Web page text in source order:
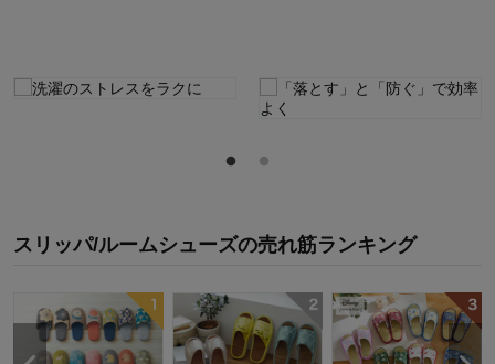
スリッパ/ルームシューズの売れ筋ランキング